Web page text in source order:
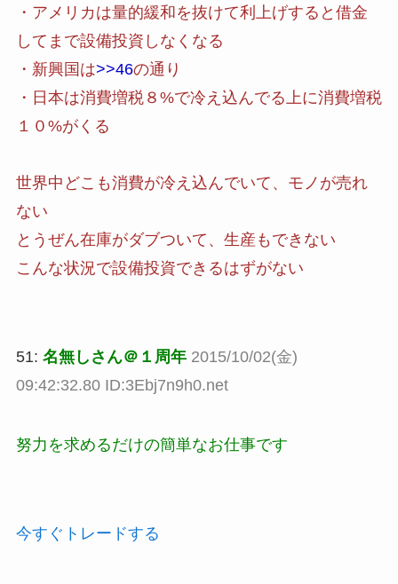
・アメリカは量的緩和を抜けて利上げすると借金
してまで設備投資しなくなる
・新興国は>>46の通り
・日本は消費増税８%で冷え込んでる上に消費増税
１０%がくる
世界中どこも消費が冷え込んでいて、モノが売れ
ない
とうぜん在庫がダブついて、生産もできない
こんな状況で設備投資できるはずがない
51: 名無しさん＠１周年 2015/10/02(金)
09:42:32.80 ID:3Ebj7n9h0.net
努力を求めるだけの簡単なお仕事です
今すぐトレードする